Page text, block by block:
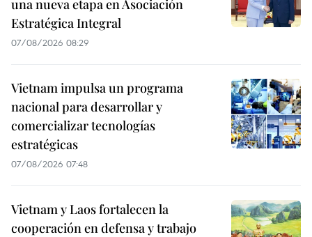
una nueva etapa en Asociación
Estratégica Integral
07/08/2026 08:29
Vietnam impulsa un programa
nacional para desarrollar y
comercializar tecnologías
estratégicas
07/08/2026 07:48
Vietnam y Laos fortalecen la
cooperación en defensa y trabajo